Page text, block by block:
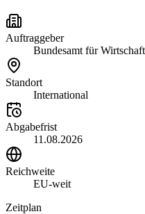
Auftraggeber
Bundesamt für
Standort
International
Abgabefrist
11.08.2026
Reichweite
EU-weit
Zeitplan